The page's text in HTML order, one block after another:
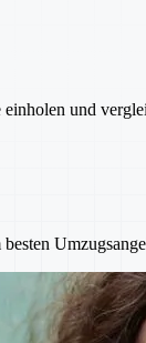
und